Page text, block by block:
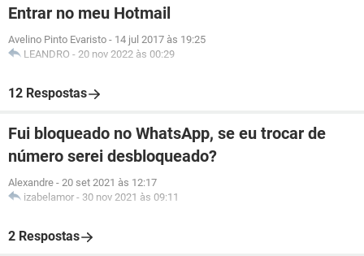
Entrar no meu Hotmail
Avelino Pinto Evaristo - 14 jul 2017 às 19:25
LEANDRO - 20 nov 2022 às 00:29
12 Respostas
Fui bloqueado no WhatsApp, se eu trocar de
número serei desbloqueado?
Alexandre - 20 set 2021 às 12:17
izabelamor - 30 nov 2021 às 09:11
2 Respostas